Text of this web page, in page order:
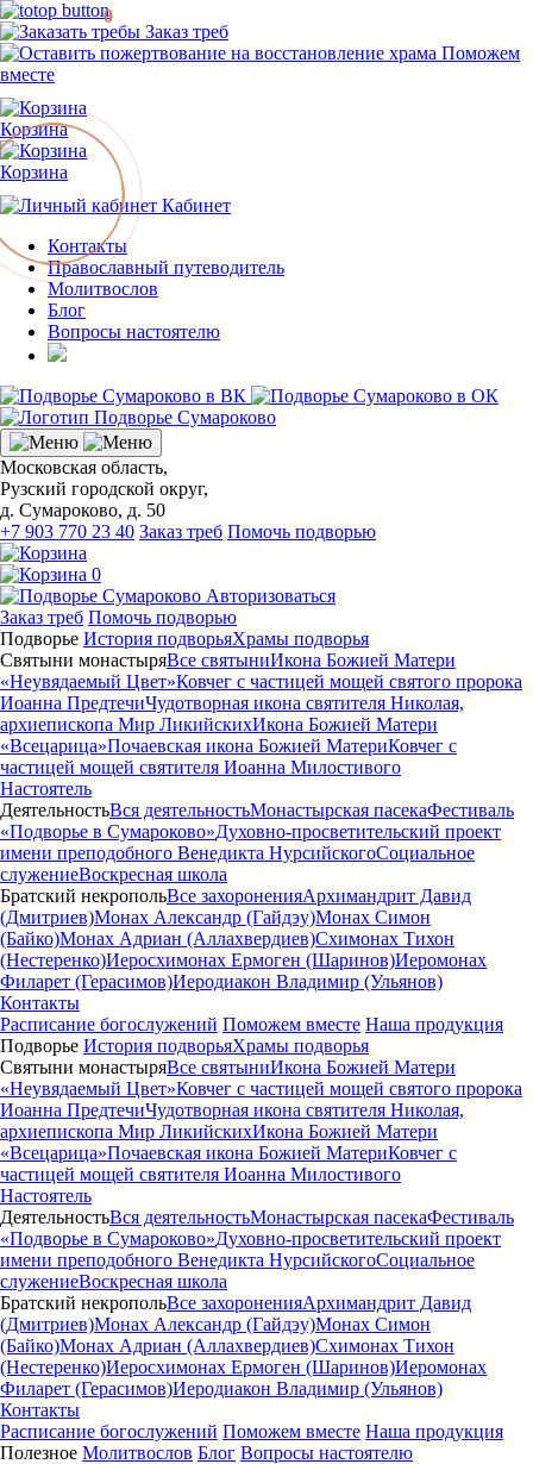
Заказ треб
Поможем
вместе
Корзина
Корзина
0
Кабинет
Контакты
Православный путеводитель
Молитвослов
Блог
Вопросы настоятелю
Московская область,
Рузский городской округ,
д. Сумароково, д. 50
+7 903 770 23 40 Заказ треб Помочь подворью
0
Авторизоваться
Заказ треб Помочь подворью
Подворье История подворьяХрамы подворья
Святыни монастыряВсе святыниИкона Божией Матери
«Неувядаемый Цвет»Ковчег с частицей мощей святого пророка
Иоанна ПредтечиЧудотворная икона святителя Николая,
архиепископа Мир ЛикийскихИкона Божией Матери
«Всецарица»Почаевская икона Божией МатериКовчег с
частицей мощей святителя Иоанна Милостивого
Настоятель
ДеятельностьВся деятельностьМонастырская пасекаФестиваль
«Подворье в Сумароково»Духовно-просветительский проект
имени преподобного Венедикта НурсийскогоСоциальное
служениеВоскресная школа
Братский некропольВсе захороненияАрхимандрит Давид
(Дмитриев)Монах Александр (Гайдэу)Монах Симон
(Байко)Монах Адриан (Аллахвердиев)Схимонах Тихон
(Нестеренко)Иеросхимонах Ермоген (Шаринов)Иеромонах
Филарет (Герасимов)Иеродиакон Владимир (Ульянов)
Контакты
Расписание богослужений Поможем вместе Наша продукция
Подворье История подворьяХрамы подворья
Святыни монастыряВсе святыниИкона Божией Матери
«Неувядаемый Цвет»Ковчег с частицей мощей святого пророка
Иоанна ПредтечиЧудотворная икона святителя Николая,
архиепископа Мир ЛикийскихИкона Божией Матери
«Всецарица»Почаевская икона Божией МатериКовчег с
частицей мощей святителя Иоанна Милостивого
Настоятель
ДеятельностьВся деятельностьМонастырская пасекаФестиваль
«Подворье в Сумароково»Духовно-просветительский проект
имени преподобного Венедикта НурсийскогоСоциальное
служениеВоскресная школа
Братский некропольВсе захороненияАрхимандрит Давид
(Дмитриев)Монах Александр (Гайдэу)Монах Симон
(Байко)Монах Адриан (Аллахвердиев)Схимонах Тихон
(Нестеренко)Иеросхимонах Ермоген (Шаринов)Иеромонах
Филарет (Герасимов)Иеродиакон Владимир (Ульянов)
Контакты
Расписание богослужений Поможем вместе Наша продукция
Полезное Молитвослов Блог Вопросы настоятелю